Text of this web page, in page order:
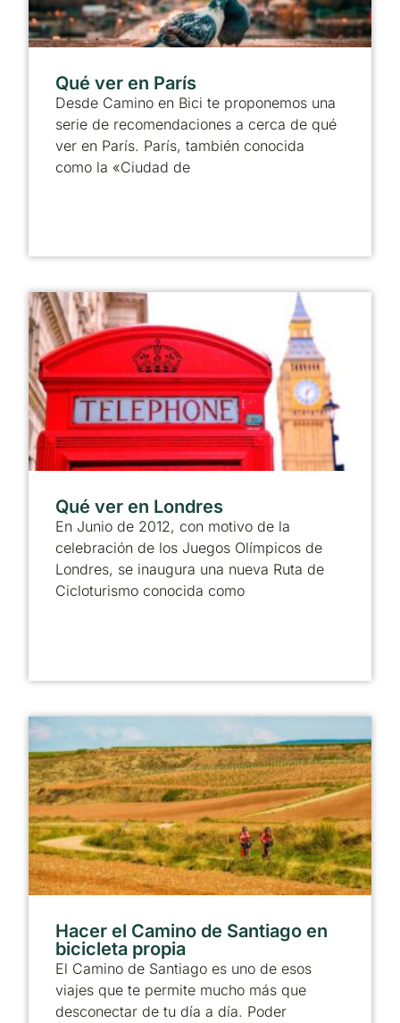
Qué ver en París
Desde Camino en Bici te proponemos una
serie de recomendaciones a cerca de qué
ver en París. París, también conocida
como la «Ciudad de
Qué ver en Londres
En Junio de 2012, con motivo de la
celebración de los Juegos Olímpicos de
Londres, se inaugura una nueva Ruta de
Cicloturismo conocida como
Hacer el Camino de Santiago en
bicicleta propia
El Camino de Santiago es uno de esos
viajes que te permite mucho más que
desconectar de tu día a día. Poder